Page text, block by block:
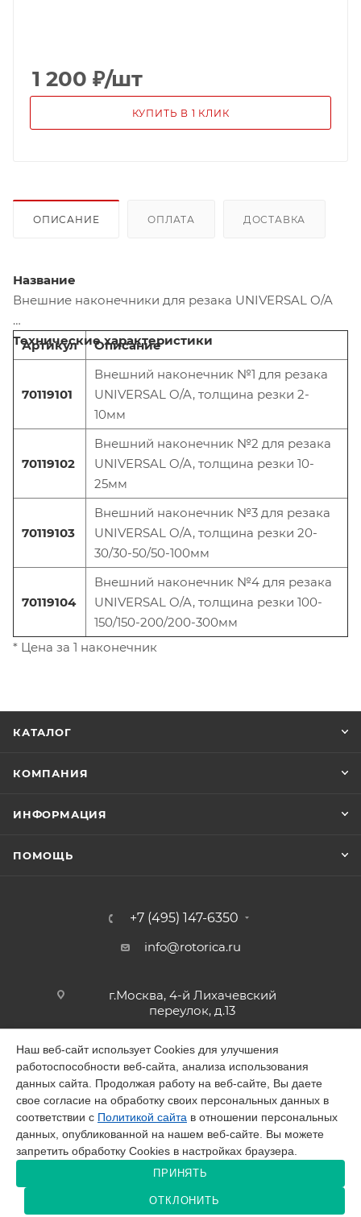
1 200 ₽/шт
КУПИТЬ В 1 КЛИК
ОПИСАНИЕ ОПЛАТА ДОСТАВКА
Название
Внешние наконечники для резака UNIVERSAL O/A
Технические характеристики
Артикул Описание
70119101
Внешний наконечник №1 для резака
UNIVERSAL O/A, толщина резки 2-
10мм
70119102
Внешний наконечник №2 для резака
UNIVERSAL O/A, толщина резки 10-
25мм
70119103
Внешний наконечник №3 для резака
UNIVERSAL O/A, толщина резки 20-
30/30-50/50-100мм
70119104
Внешний наконечник №4 для резака
UNIVERSAL O/A, толщина резки 100-
150/150-200/200-300мм
* Цена за 1 наконечник
КАТАЛОГ
КОМПАНИЯ
ИНФОРМАЦИЯ
ПОМОЩЬ
+7 (495) 147-6350
info@rotorica.ru
г.Москва, 4-й Лихачевский
переулок, д.13
2026 © GALAGAR
Разработано в Victory
Наш веб-сайт использует Cookies для улучшения
работоспособности веб-сайта, анализа использования
данных сайта. Продолжая работу на веб-сайте, Вы даете
свое согласие на обработку своих персональных данных в
соответствии с Политикой сайта в отношении персональных
данных, опубликованной на нашем веб-сайте. Вы можете
запретить обработку Cookies в настройках браузера.
ПРИНЯТЬ
ОТКЛОНИТЬ